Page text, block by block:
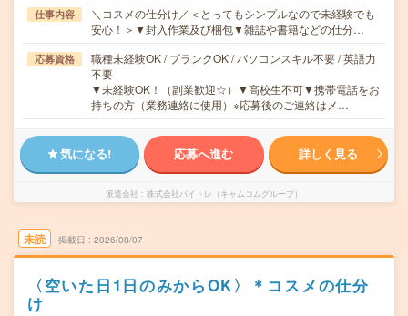
仕事内容
＼コスメの仕分け／＜とってもシンプルなので未経験でも
安心！＞▼封入作業及び梱包▼雑誌や書籍などの仕分…
応募資格
職種未経験OK / ブランクOK / パソコンスキル不要 / 英語力
不要
▼未経験OK！（副業歓迎☆）▼高校生不可▼携帯電話をお
持ちの方（業務連絡に使用）※応募後のご連絡はメ…
気になる! 応募へ進む 詳しく見る
派遣会社 株式会社バイトレ（キャムコムグループ）
未読 掲載日 2026/08/07
〈空いた日1日のみからOK〉＊コスメの仕分
け